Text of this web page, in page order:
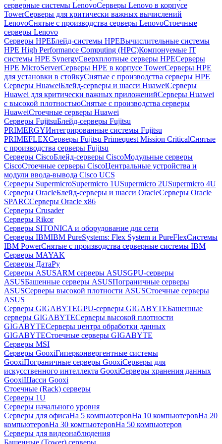
серверные системы LenovoСерверы Lenovo в корпусе
TowerСерверы для критически важных вычислений
LenovoСнятые с производства серверы LenovoСтоечные
серверы Lenovo
Серверы HPEБлейд-системы HPEВычислительные системы
HPE High Performance Computing (HPC)Компонуемые IT
системы HPE SynergyСверхплотные серверы HPEСерверы
HPE MicroServerСерверы HPE в корпусе TowerСерверы HPE
для установки в стойкуСнятые с производства серверы HPE
Серверы HuaweiБлейд-серверы и шасси HuaweiСерверы
Huawei для критически важных приложенийСерверы Huawei
с высокой плотностьюСнятые с производства серверы
HuaweiСтоечные серверы Huawei
Серверы FujitsuБлейд-серверы Fujitsu
PRIMERGYИнтегрированные системы Fujitsu
PRIMEFLEXСерверы Fujitsu Primequest Mission CriticalСнятые
с производства серверы Fujitsu
Серверы CiscoБлейд-серверы CiscoМодульные серверы
CiscoСтоечные серверы CiscoЦентральные устройства и
модули ввода-вывода Cisco UCS
Серверы SupermicroSupermicro 1USupermicro 2USupermicro 4U
Серверы OracleБлейд-серверы и шасси OracleСерверы Oracle
SPARCСерверы Oracle x86
Серверы Crusader
Серверы Rikor
Серверы SITONICA и оборудование для сети
Серверы IBMIBM PureSystems: Flex System и PureFlexСистемы
IBM PowerСнятые с производства серверные системы IBM
Серверы MAYAK
Серверы ДатаРу
Серверы ASUSARM серверы ASUSGPU-серверы
ASUSБашенные серверы ASUSПограничные серверы
ASUSСерверы высокой плотности ASUSСтоечные серверы
ASUS
Серверы GIGABYTEGPU-серверы GIGABYTEБашенные
серверы GIGABYTEСерверы высокой плотности
GIGABYTEСерверы центра обработки данных
GIGABYTEСтоечные серверы GIGABYTE
Серверы MSI
Серверы GooxiГиперконвергентные системы
GooxiПограничные серверы GooxiСерверы для
искусственного интеллекта GooxiСерверы хранения данных
GooxiШасси Gooxi
Стоечные (Rack) серверы
Серверы 1U
Серверы начального уровня
Серверы для офисаНа 5 компьютеровНа 10 компьютеровНа 20
компьютеровНа 30 компьютеровНа 50 компьютеров
Серверы для видеонаблюдения
Башенные (Tower) серверы